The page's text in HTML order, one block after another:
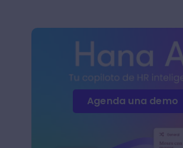
Agenda una demo